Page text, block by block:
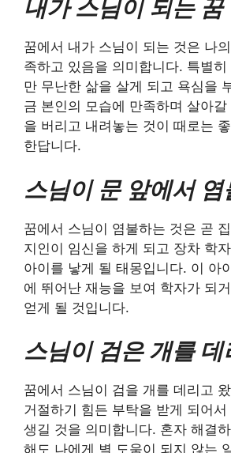
내가 스님이 되는 꿈
꿈에서 내가 스님이 되는 것은 나
족하고 있음을 의미합니다. 특별히
만 무난한 삶을 살게 되고 욕심을
금 본인의 모습에 만족하며 살아
을 버리고 내려놓는 것이 때로는
한답니다.
스님이 문 앞에서
꿈에서 스님이 염불하는 것은 곧
지인이 임신을 하게 되고 장차 학
아이를 낳게 될 태몽입니다. 이 아
에 뛰어난 재능을 보여 학자가 되
얻게 될 것입니다.
스님이 검은 개를
꿈에서 스님이 검을 개를 데리고
거절하기 힘든 부탁을 받게 되어서
생길 것을 의미합니다. 혼자 해결
해도 나에게 별 도움이 되지 않는